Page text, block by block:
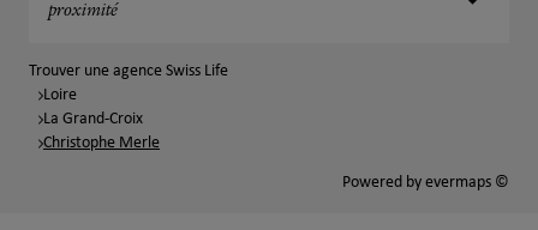
proximité
Trouver une agence Swiss Life
Loire
La Grand-Croix
Christophe Merle
Powered by evermaps ©